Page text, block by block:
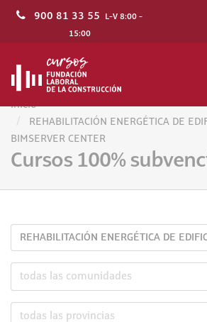
900 81 33 55 L-V 8:00 -
15:00
Inicio
REHABILITACIÓN ENERGÉTICA DE
BIMSERVER CENTER
Cursos 100%